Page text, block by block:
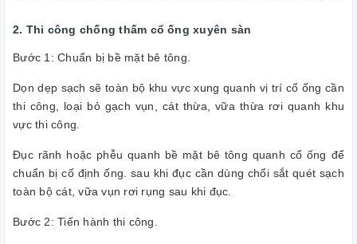
2. Thi công chống thấm cổ ống xuyên sàn
Bước 1: Chuẩn bị bề mặt bê tông.
Dọn dẹp sạch sẽ toàn bộ khu vực xung quanh vị trí cổ ống cần
thi công, loại bỏ gạch vụn, cát thừa, vữa thừa rơi quanh khu
vực thi công.
Đục rãnh hoặc phễu quanh bề mặt bê tông quanh cổ ống để
chuẩn bị cố định ống. sau khi đục cần dùng chổi sắt quét sạch
toàn bộ cát, vữa vụn rơi rụng sau khi đục.
Bước 2: Tiến hành thi công.